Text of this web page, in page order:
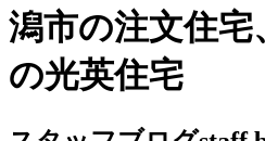
潟市の注文住
の光英住宅